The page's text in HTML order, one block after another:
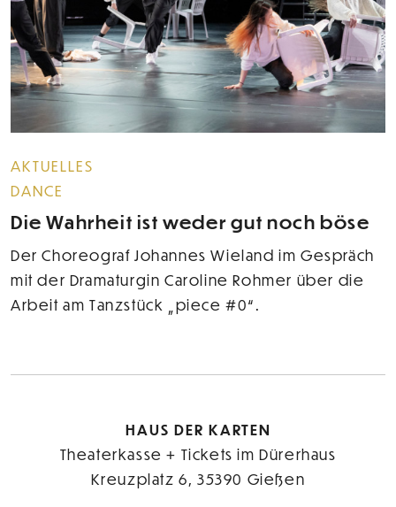
AKTUELLES
DANCE
Die Wahrheit ist weder gut noch böse
Der Choreograf Johannes Wieland im Gespräch
mit der Dramaturgin Caroline Rohmer über die
Arbeit am Tanzstück „piece #0“.
HAUS DER KARTEN
Theaterkasse + Tickets im Dürerhaus
Kreuzplatz 6, 35390 Gießen